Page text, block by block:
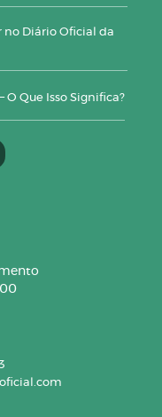
no Diário Oficial da
Que Isso Significa?